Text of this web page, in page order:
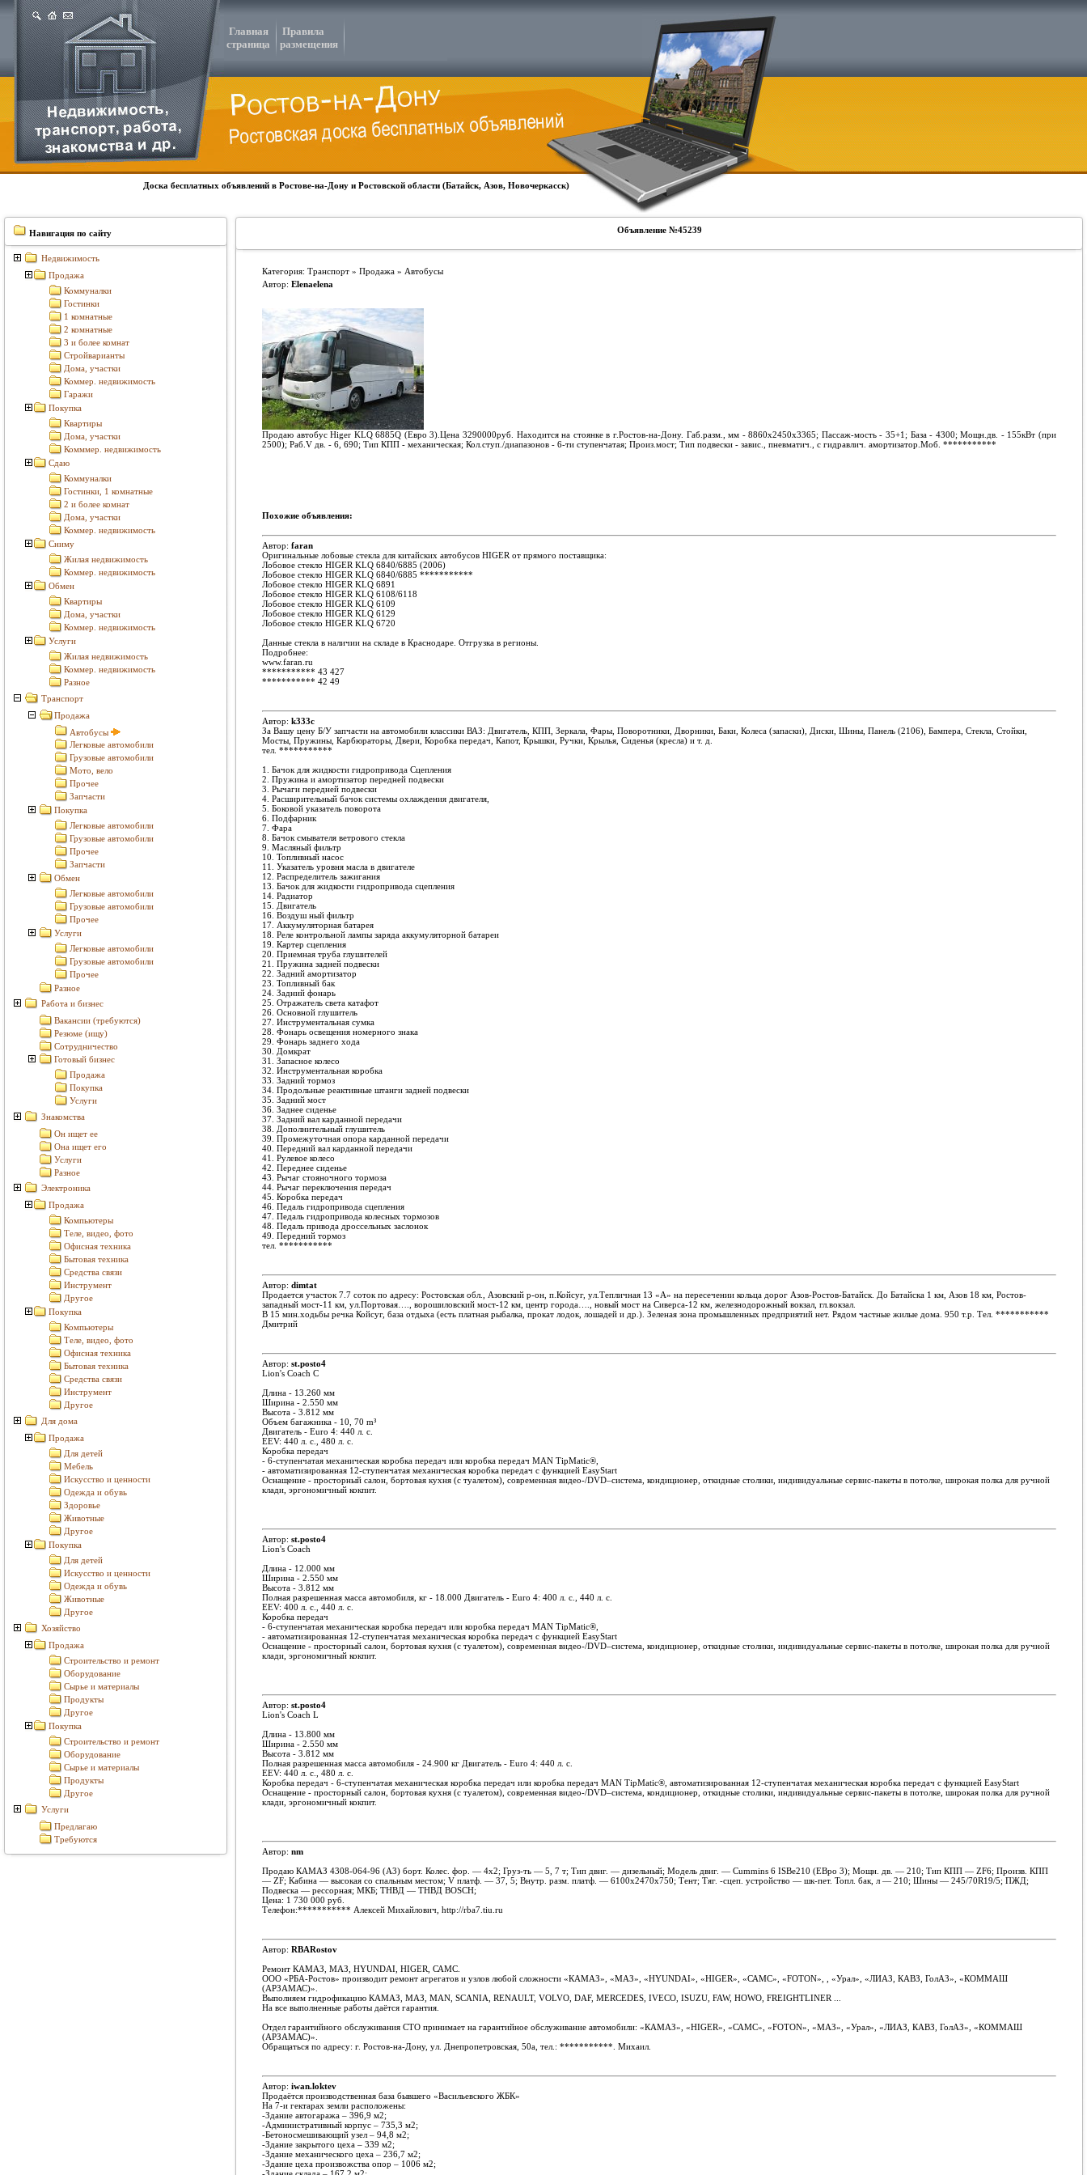
Главная
страница
Правила
размещения
Доска бесплатных объявлений в Ростове-на-Дону и Ростовской области (Батайск, Азов, Новочеркасск)
Навигация по сайту
Недвижимость
Продажа
Коммуналки
Гостинки
1 комнатные
2 комнатные
3 и более комнат
Стройварианты
Дома, участки
Коммер. недвижимость
Гаражи
Покупка
Квартиры
Дома, участки
Комммер. недвижимость
Сдаю
Коммуналки
Гостинки, 1 комнатные
2 и более комнат
Дома, участки
Коммер. недвижимость
Сниму
Жилая недвижимость
Коммер. недвижимость
Обмен
Квартиры
Дома, участки
Коммер. недвижимость
Услуги
Жилая недвижимость
Коммер. недвижимость
Разное
Транспорт
Продажа
Автобусы
Легковые автомобили
Грузовые автомобили
Мото, вело
Прочее
Запчасти
Покупка
Легковые автомобили
Грузовые автомобили
Прочее
Запчасти
Обмен
Легковые автомобили
Грузовые автомобили
Прочее
Услуги
Легковые автомобили
Грузовые автомобили
Прочее
Разное
Работа и бизнес
Вакансии (требуются)
Резюме (ищу)
Сотрудничество
Готовый бизнес
Продажа
Покупка
Услуги
Знакомства
Он ищет ее
Она ищет его
Услуги
Разное
Электроника
Продажа
Компьютеры
Теле, видео, фото
Офисная техника
Бытовая техника
Средства связи
Инструмент
Другое
Покупка
Компьютеры
Теле, видео, фото
Офисная техника
Бытовая техника
Средства связи
Инструмент
Другое
Для дома
Продажа
Для детей
Мебель
Искусство и ценности
Одежда и обувь
Здоровье
Животные
Другое
Покупка
Для детей
Искусство и ценности
Одежда и обувь
Животные
Другое
Хозяйство
Продажа
Строительство и ремонт
Оборудование
Сырье и материалы
Продукты
Другое
Покупка
Строительство и ремонт
Оборудование
Сырье и материалы
Продукты
Другое
Услуги
Предлагаю
Требуются
Объявление №45239
Категория: Транспорт » Продажа » Автобусы
Автор: Elenaelena
Продаю автобус Higer KLQ 6885Q (Евро 3).Цена 3290000руб. Находится на стоянке в г.Ростов-на-Дону. Габ.разм., мм - 8860х2450х3365; Пассаж-мость - 35+1; База - 4300; Мощн.дв. - 155кВт (при
2500); Раб.V дв. - 6, 690; Тип КПП - механическая; Кол.ступ./диапазонов - 6-ти ступенчатая; Произ.мост; Тип подвески - завис., пневматич., с гидравлич. амортизатор.Моб. ***********
Похожие объявления:
Автор: faran
Оригинальные лобовые стекла для китайских автобусов HIGER от прямого поставщика:
Лобовое стекло HIGER KLQ 6840/6885 (2006)
Лобовое стекло HIGER KLQ 6840/6885 ***********
Лобовое стекло HIGER KLQ 6891
Лобовое стекло HIGER KLQ 6108/6118
Лобовое стекло HIGER KLQ 6109
Лобовое стекло HIGER KLQ 6129
Лобовое стекло HIGER KLQ 6720
Данные стекла в наличии на складе в Краснодаре. Отгрузка в регионы.
Подробнее:
www.faran.ru
*********** 43 427
*********** 42 49
Автор: k333c
За Вашу цену Б/У запчасти на автомобили классики ВАЗ: Двигатель, КПП, Зеркала, Фары, Поворотники, Дворники, Баки, Колеса (запаски), Диски, Шины, Панель (2106), Бампера, Стекла, Стойки,
Мосты, Пружины, Карбюраторы, Двери, Коробка передач, Капот, Крышки, Ручки, Крылья, Сиденья (кресла) и т. д.
тел. ***********
1. Бачок для жидкости гидропривода Сцепления
2. Пружина и амортизатор передней подвески
3. Рычаги передней подвески
4. Расширительный бачок системы охлаждения двигателя,
5. Боковой указатель поворота
6. Подфарник
7. Фара
8. Бачок смывателя ветрового стекла
9. Масляный фильтр
10. Топливный насос
11. Указатель уровня масла в двигателе
12. Распределитель зажигания
13. Бачок для жидкости гидропривода сцепления
14. Радиатор
15. Двигатель
16. Воздуш ный фильтр
17. Аккумуляторная батарея
18. Реле контрольной лампы заряда аккумуляторной батареи
19. Картер сцепления
20. Приемная труба глушителей
21. Пружина задней подвески
22. Задний амортизатор
23. Топливный бак
24. Задний фонарь
25. Отражатель света катафот
26. Основной глушитель
27. Инструментальная сумка
28. Фонарь освещения номерного знака
29. Фонарь заднего хода
30. Домкрат
31. Запасное колесо
32. Инструментальная коробка
33. Задний тормоз
34. Продольные реактивные штанги задней подвески
35. Задний мост
36. Заднее сиденье
37. Задний вал карданной передачи
38. Дополнительный глушитель
39. Промежуточная опора карданной передачи
40. Передний вал карданной передачи
41. Рулевое колесо
42. Переднее сиденье
43. Рычаг стояночного тормоза
44. Рычаг переключения передач
45. Коробка передач
46. Педаль гидропривода сцепления
47. Педаль гидропривода колесных тормозов
48. Педаль привода дроссельных заслонок
49. Передний тормоз
тел. ***********
Автор: dimtat
Продается участок 7.7 соток по адресу: Ростовская обл., Азовский р-он, п.Койсуг, ул.Тепличная 13 «А» на пересечении кольца дорог Азов-Ростов-Батайск. До Батайска 1 км, Азов 18 км, Ростов-
западный мост-11 км, ул.Портовая…., ворошиловский мост-12 км, центр города…., новый мост на Сиверса-12 км, железнодорожный вокзал, гл.вокзал.
В 15 мин.ходьбы речка Койсуг, база отдыха (есть платная рыбалка, прокат лодок, лошадей и др.). Зеленая зона промышленных предприятий нет. Рядом частные жилые дома. 950 т.р. Тел. ***********
Дмитрий
Автор: st.posto4
Lion's Coach С
Длина - 13.260 мм
Ширина - 2.550 мм
Высота - 3.812 мм
Объем багажника - 10, 70 m³
Двигатель - Euro 4: 440 л. с.
EEV: 440 л. с., 480 л. с.
Коробка передач
- 6-ступенчатая механическая коробка передач или коробка передач MAN TipMatic®,
- автоматизированная 12-ступенчатая механическая коробка передач с функцией EasyStart
Оснащение - просторный салон, бортовая кухня (с туалетом), современная видео-/DVD–система, кондиционер, откидные столики, индивидуальные сервис-пакеты в потолке, широкая полка для ручной
клади, эргономичный кокпит.
Автор: st.posto4
Lion's Coach
Длина - 12.000 мм
Ширина - 2.550 мм
Высота - 3.812 мм
Полная разрешенная масса автомобиля, кг - 18.000 Двигатель - Euro 4: 400 л. с., 440 л. с.
EEV: 400 л. с., 440 л. с.
Коробка передач
- 6-ступенчатая механическая коробка передач или коробка передач MAN TipMatic®,
- автоматизированная 12-ступенчатая механическая коробка передач с функцией EasyStart
Оснащение - просторный салон, бортовая кухня (с туалетом), современная видео-/DVD–система, кондиционер, откидные столики, индивидуальные сервис-пакеты в потолке, широкая полка для ручной
клади, эргономичный кокпит.
Автор: st.posto4
Lion's Coach L
Длина - 13.800 мм
Ширина - 2.550 мм
Высота - 3.812 мм
Полная разрешенная масса автомобиля - 24.900 кг Двигатель - Euro 4: 440 л. с.
EEV: 440 л. с., 480 л. с.
Коробка передач - 6-ступенчатая механическая коробка передач или коробка передач MAN TipMatic®, автоматизированная 12-ступенчатая механическая коробка передач с функцией EasyStart
Оснащение - просторный салон, бортовая кухня (с туалетом), современная видео-/DVD–система, кондиционер, откидные столики, индивидуальные сервис-пакеты в потолке, широкая полка для ручной
клади, эргономичный кокпит.
Автор: nm
Продаю КАМАЗ 4308-064-96 (А3) борт. Колес. фор. — 4x2; Груз-ть — 5, 7 т; Тип двиг. — дизельный; Модель двиг. — Cummins 6 ISBe210 (ЕВро 3); Мощн. дв. — 210; Тип КПП — ZF6; Произв. КПП
— ZF; Кабина — высокая со спальным местом; V платф. — 37, 5; Внутр. разм. платф. — 6100х2470х750; Тент; Тяг. -сцеп. устройство — шк-пет. Топл. бак, л — 210; Шины — 245/70R19/5; ПЖД;
Подвеска — рессорная; МКБ; ТНВД — ТНВД BOSCH;
Цена: 1 730 000 руб.
Телефон:*********** Алексей Михайлович, http://rba7.tiu.ru
Автор: RBARostov
Ремонт КАМАЗ, МАЗ, HYUNDAI, HIGER, САМС.
ООО «РБА-Ростов» производит ремонт агрегатов и узлов любой сложности «КАМАЗ», «МАЗ», «HYUNDAI», «HIGER», «САМС», «FOTON», , «Урал», «ЛИАЗ, КАВЗ, ГолАЗ», «КОММАШ
(АРЗАМАС)».
Выполняем гидрофикацию КАМАЗ, МАЗ, MAN, SCANIA, RENAULT, VOLVO, DAF, MERCEDES, IVECO, ISUZU, FAW, HOWO, FREIGHTLINER ...
На все выполненные работы даётся гарантия.
Отдел гарантийного обслуживания СТО принимает на гарантийное обслуживание автомобили: «КАМАЗ», «HIGER», «САМС», «FOTON», «МАЗ», «Урал», «ЛИАЗ, КАВЗ, ГолАЗ», «КОММАШ
(АРЗАМАС)».
Обращаться по адресу: г. Ростов-на-Дону, ул. Днепропетровская, 50а, тел.: *********** . Михаил.
Автор: iwan.loktev
Продаётся производственная база бывшего «Васильевского ЖБК»
На 7-и гектарах земли расположены:
-Здание автогаража – 396,9 м2;
-Административный корпус – 735,3 м2;
-Бетоносмешивающий узел – 94,8 м2;
-Здание закрытого цеха – 339 м2;
-Здание механического цеха – 236,7 м2;
-Здание цеха произвожства опор – 1006 м2;